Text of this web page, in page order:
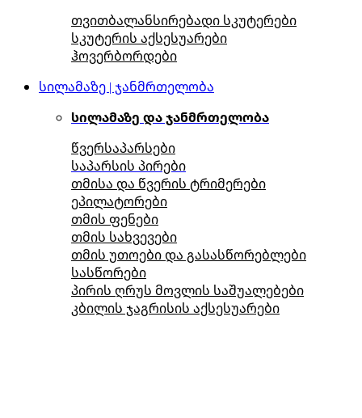
თვითბალანსირებადი სკუტერები
სკუტერის აქსესუარები
ჰოვერბორდები
სილამაზე | ჯანმრთელობა
სილამაზე და ჯანმრთელობა
წვერსაპარსები
საპარსის პირები
თმისა და წვერის ტრიმერები
ეპილატორები
თმის ფენები
თმის სახვევები
თმის უთოები და გასასწორებლები
სასწორები
პირის ღრუს მოვლის საშუალებები
კბილის ჯაგრისის აქსესუარები